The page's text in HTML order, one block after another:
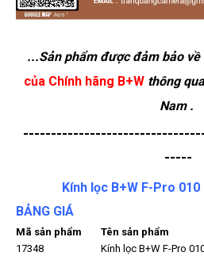
...Sản phẩm được đảm bảo về
của Chính hãng B+W thông
Nam .
-----
Kính lọc B+W F-Pro 010
BẢNG GIÁ
Mã sản phẩm
Tên sản phẩm
17348
Kính lọc B+W F-Pro